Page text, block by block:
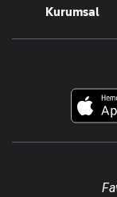
Teknoloji
Resmî Ilanlar
Foto Haber
Kurumsal
Hakkımızda
Künye